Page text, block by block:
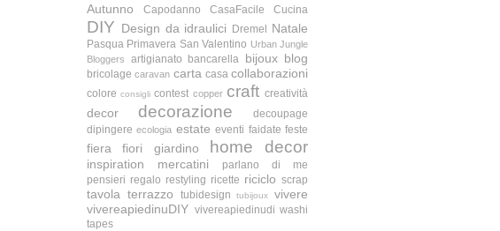
Autunno Capodanno CasaFacile Cucina
DIY Design da idraulici Dremel Natale
Pasqua Primavera San Valentino Urban Jungle
Bloggers
artigianato bancarella bijoux blog
bricolage caravan carta casa collaborazioni
colore consigli contest copper craft creatività
decor decorazione
decoupage
dipingere ecologia estate eventi faidate feste
fiera fiori giardino home decor
inspiration mercatini
parlano di me
pensieri regalo restyling ricette riciclo scrap
tavola terrazzo tubidesign tubijoux
vivere
vivereapiedinuDIY vivereapiedinudi washi
tapes